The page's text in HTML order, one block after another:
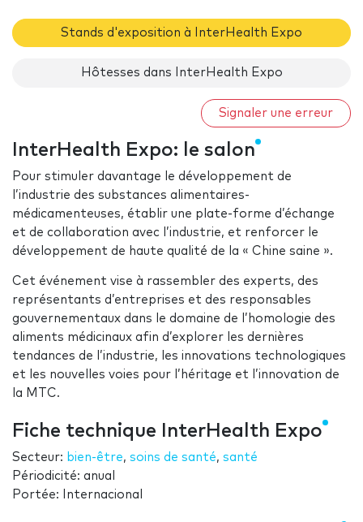
Stands d'exposition à InterHealth Expo
Hôtesses dans InterHealth Expo
Signaler une erreur
InterHealth Expo: le salon
Pour stimuler davantage le développement de
l’industrie des substances alimentaires-
médicamenteuses, établir une plate-forme d’échange
et de collaboration avec l’industrie, et renforcer le
développement de haute qualité de la « Chine saine ».
Cet événement vise à rassembler des experts, des
représentants d’entreprises et des responsables
gouvernementaux dans le domaine de l’homologie des
aliments médicinaux afin d’explorer les dernières
tendances de l’industrie, les innovations technologiques
et les nouvelles voies pour l’héritage et l’innovation de
la MTC.
Fiche technique InterHealth Expo
Secteur: bien-être, soins de santé, santé
Périodicité: anual
Portée: Internacional